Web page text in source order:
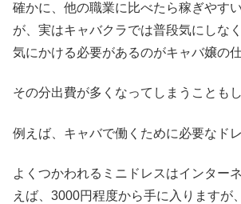
確かに、他の職業に比べたら稼ぎやす
が、実はキャバクラでは普段気にしな
気にかける必要があるのがキャバ嬢の仕
その分出費が多くなってしまうことも
例えば、キャバで働くために必要なドレ
よくつかわれるミニドレスはインター
えば、3000円程度から手に入りますが